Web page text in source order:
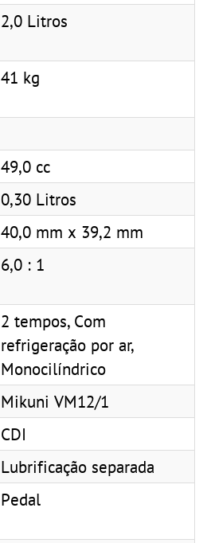
2,0 Litros
41 kg
49,0 cc
0,30 Litros
40,0 mm x 39,2 mm
6,0 : 1
2 tempos, Com
refrigeração por ar,
Monocilíndrico
Mikuni VM12/1
CDI
Lubrificação separada
Pedal